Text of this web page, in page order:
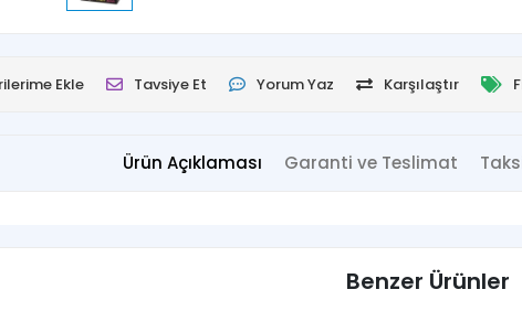
Ekle Tavsiye Et Yorum Yaz Karşılaştır
Ürün Açıklaması Garanti ve Teslimat
Benzer Ürünler